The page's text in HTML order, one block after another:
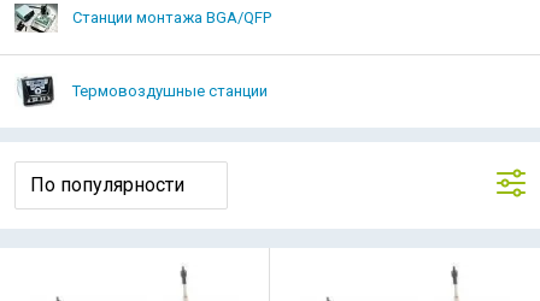
Станции монтажа BGA/QFP
Термовоздушные станции